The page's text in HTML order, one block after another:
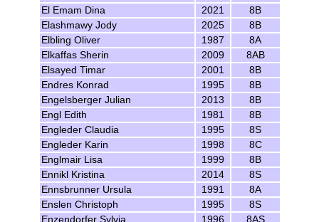
El Emam Dina
2021
8B
Elashmawy Jody
2025
8B
Elbling Oliver
1987
8A
Elkaffas Sherin
2009
8AB
Elsayed Timar
2001
8B
Endres Konrad
1995
8B
Engelsberger Julian
2013
8B
Engl Edith
1981
8B
Engleder Claudia
1995
8S
Engleder Karin
1998
8C
Englmair Lisa
1999
8B
Ennikl Kristina
2014
8S
Ennsbrunner Ursula
1991
8A
Enslen Christoph
1995
8S
Enzendorfer Sylvia
1996
8AS